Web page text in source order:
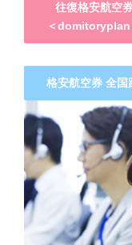
往復格安航空
＜domitoryplan
格安航空券 全国